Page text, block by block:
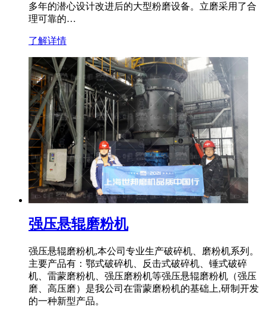
多年的潜心设计改进后的大型粉磨设备。立磨采用了合
理可靠的…
了解详情
强压悬辊磨粉机
强压悬辊磨粉机,本公司专业生产破碎机、磨粉机系列。
主要产品有：鄂式破碎机、反击式破碎机、锤式破碎
机、雷蒙磨粉机、强压磨粉机等强压悬辊磨粉机（强压
磨、高压磨）是我公司在雷蒙磨粉机的基础上,研制开发
的一种新型产品。